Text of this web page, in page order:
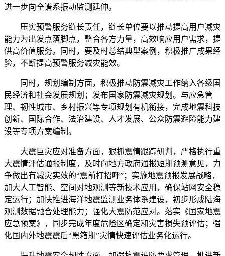
进一步向全谱系振动监测延伸。
压实预警服务链长责任，链长单位要以推动提高用户减灾
能力为出发点落脚点，整合各方力量，高效响应用户需求，提
供高价值服务。同时，要及时总结典型案例，积极推广成果经
验，不断提高预警服务减灾能效。
同时，规划编制方面，积极推动防震减灾工作纳入各级国
民经济和社会发展规划；发布国家防震减灾规划。与应急管
理、韧性城市、乡村振兴等专项规划有机衔接，完成地震科技
创新、国际合作、法治建设、人才发展、公众防震避险能力建
设等专项方案编制。
大震巨灾应对准备方面，狠抓震情跟踪研判，严格执行重
大震情评估通报制度，及时向地方政府通报短期预测意见，力
争做出有减灾实效的“震前打招呼”；实施地震预报发展战略，
加大人工智能、空间对地观测等新技术应用，确保站网安全稳
定运行；加快推进海洋地震监测业务体系建设，初步形成陆海
观测数据融合处理能力；强化大震防范应对。落实《国家地震
应急预案》，同步完成年度危险区确定和灾害损失预评估；强
化国内外地震震后“黑箱期”灾情快速评估业务化运行。